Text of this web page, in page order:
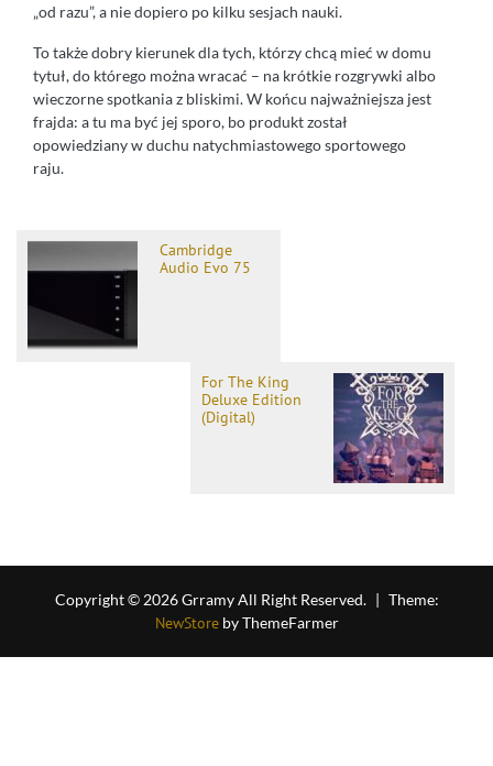
„od razu”, a nie dopiero po kilku sesjach nauki.
To także dobry kierunek dla tych, którzy chcą mieć w domu
tytuł, do którego można wracać – na krótkie rozgrywki albo
wieczorne spotkania z bliskimi. W końcu najważniejsza jest
frajda: a tu ma być jej sporo, bo produkt został
opowiedziany w duchu natychmiastowego sportowego
raju.
Cambridge
Audio Evo 75
For The King
Deluxe Edition
(Digital)
Copyright © 2026 Grramy All Right Reserved. | Theme:
NewStoreby ThemeFarmer